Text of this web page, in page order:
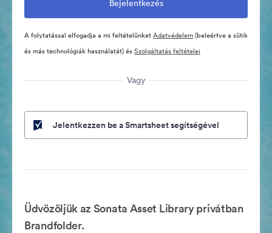
A folytatással elfogadja a mi feltételünketAdatvédelem(beleértve a sütik
és más technológiák használatát) ésSzolgáltatás feltételei
Vagy
Jelentkezzen be a Smartsheet segítségével
Üdvözöljük az Sonata Asset Library privátban
Brandfolder.